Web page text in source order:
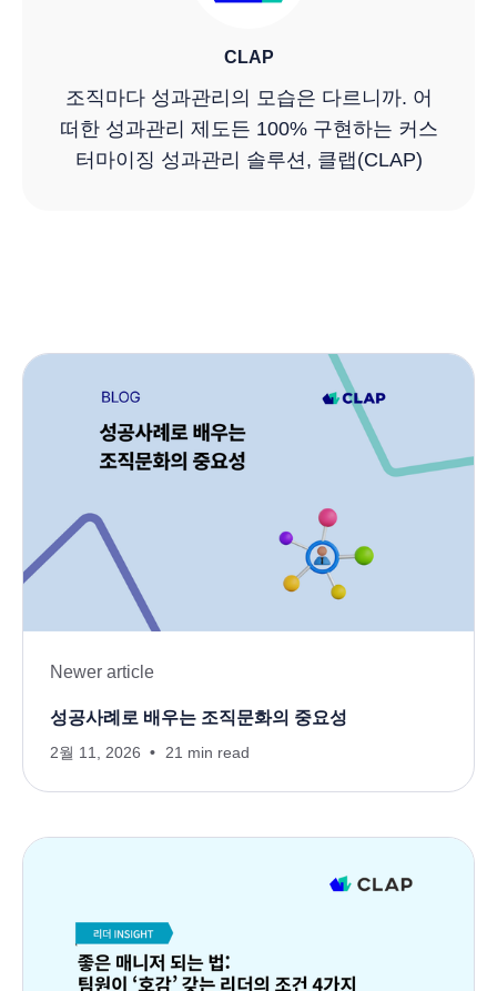
CLAP
조직마다 성과관리의 모습은 다르니까. 어
떠한 성과관리 제도든 100% 구현하는 커스
터마이징 성과관리 솔루션, 클랩(CLAP)
Newer article
성공사례로 배우는 조직문화의 중요성
2월 11, 2026 21 min read